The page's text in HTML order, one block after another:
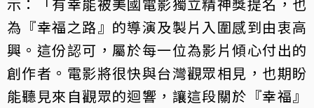
為『幸福之路』的導演及製片入圍感到由衷高
興。這份認可，屬於每一位為影片傾心付出的
創作者。電影將很快與台灣觀眾相見，也期盼
能聽見來自觀眾的迴響，讓這段關於『幸福』